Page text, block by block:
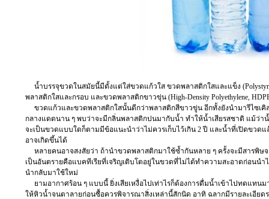
น้ำบรรจุขวดในสมัยนี้มีตั้งแต่ใส่ขวดแก้วใส ขวดพลาสติกใสและแข็ง
พลาสติกใสและกรอบ และขวดพลาสติกขาวขุ่น (High-Density Polyethylene,
ขวดแก้วและขวดพลาสติกใสนั้นดีกว่าพลาสติกสีขาวขู่น อีกทั้งยังนำมารีไซเ
กลางแดดนาน ๆ พบว่าจะมีกลิ่นพลาสติกปนมากับน้ำ ทำให้น้ำเสียรสชาติ แม้ว่
จะเป็นขวดแบบใดก็ตามมีข้อแนะนำว่าไม่ควรเก็บไว้เกิน 2 ปี และน้ำที่เปิดขวดแ
อาจเกิดขึ้นได้
หลายคนอาจสงสัยว่า ถ้านำขวดพลาสติกมาใช้ซ้ำกันหลาย ๆ ครั้งจะมีสารพิษ
เป็นอันตรายคือแบคทีเรียที่เจริญเติบโตอยู่ในขวดที่ไม่ได้ทำความสะอาดก่อนน
นำกลับมาใช้ใหม่
ยามอากาศร้อน ๆ แบบนี้ ยิ่งเสียเหงื่อไปเท่าไรก็ต้องการดื่มน้ำเข้าไปทดแทน
ให้หิวน้ำจนตาลายก่อนซื้อควรพิจารณาสิ่งเหล่านี้สักนิด อาทิ ฉลากมีรายละเอีย